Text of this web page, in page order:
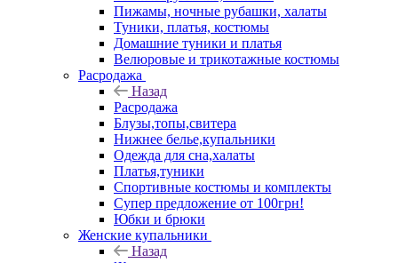
Пижамы, ночные рубашки, халаты
Туники, платья, костюмы
Домашние туники и платья
Велюровые и трикотажные костюмы
Расродажа
Назад
Расродажа
Блузы,топы,свитера
Нижнее белье,купальники
Одежда для сна,халаты
Платья,туники
Спортивные костюмы и комплекты
Супер предложение от 100грн!
Юбки и брюки
Женские купальники
Назад